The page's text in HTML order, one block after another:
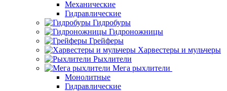
Механические
Гидравлические
Гидробуры
Гидроножницы
Грейферы
Харвестеры и мульчеры
Рыхлители
Мега рыхлители
Монолитные
Гидравлические